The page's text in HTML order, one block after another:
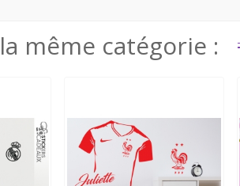
même catégorie :